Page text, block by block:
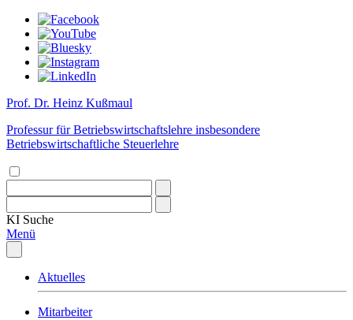
Prof. Dr. Heinz Kußmaul
Professur für Betriebswirtschaftslehre insbesondere
Betriebswirtschaftliche Steuerlehre
KI Suche
Menü
Aktuelles
Mitarbeiter